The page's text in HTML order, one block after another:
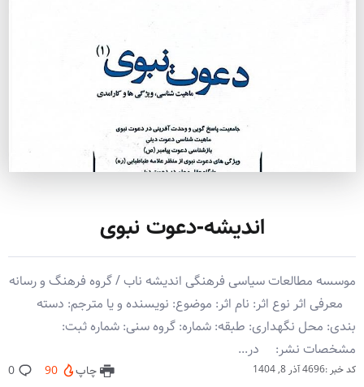
اندیشه-دعوت نبوی
موسسه مطالعات سیاسی فرهنگی اندیشه ناب / گروه فرهنگ و رسانه
معرفی اثر نوع اثر: نام اثر: موضوع: نویسنده و یا مترجم: دسته
بندی: محل نگهداری: طبقه: شماره: گروه سنی: شماره ثبت:
مشخصات نشر: ‏‫ ‏ در...
کد خبر :4696 آذر 8, 1404 چاپ 90
0